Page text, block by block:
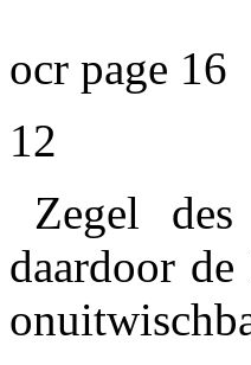
ocr page 16
12
Zegel
daardoor